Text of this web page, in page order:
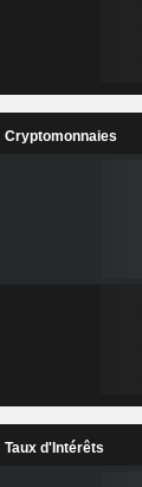
Cryptomonnaies
Taux d'Intérêts